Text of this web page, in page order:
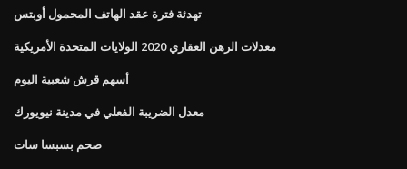
تهدئة فترة عقد الهاتف المحمول أوبتس
معدلات الرهن العقاري 2020 الولايات المتحدة الأمريكية
أسهم قرش شعبية اليوم
معدل الضريبة الفعلي في مدينة نيويورك
صحم بسبسا سات